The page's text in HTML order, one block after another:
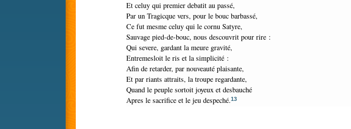
Et celuy qui premier debatit au passé,
Par un Tragicque vers, pour le bouc barbassé,
Ce fut mesme celuy qui le cornu Satyre,
Sauvage pied-de-bouc, nous descouvrit pour rire :
Qui severe, gardant la meure gravité,
Entremesloit le ris et la simplicité :
Afin de retarder, par nouveauté plaisante,
Et par riants attraits, la troupe regardante,
Quand le peuple sortoit joyeux et desbauché
Apres le sacrifice et le jeu despeché.13